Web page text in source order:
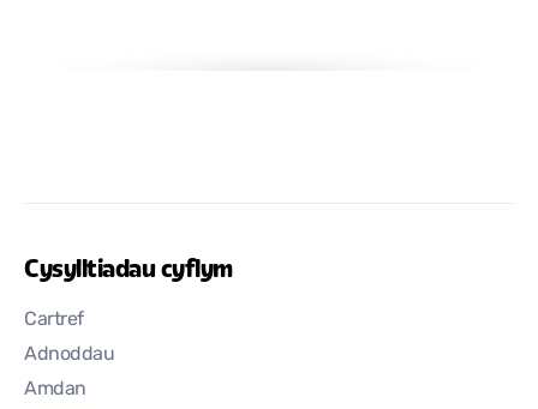
Cysylltiadau cyflym
Cartref
Adnoddau
Amdan